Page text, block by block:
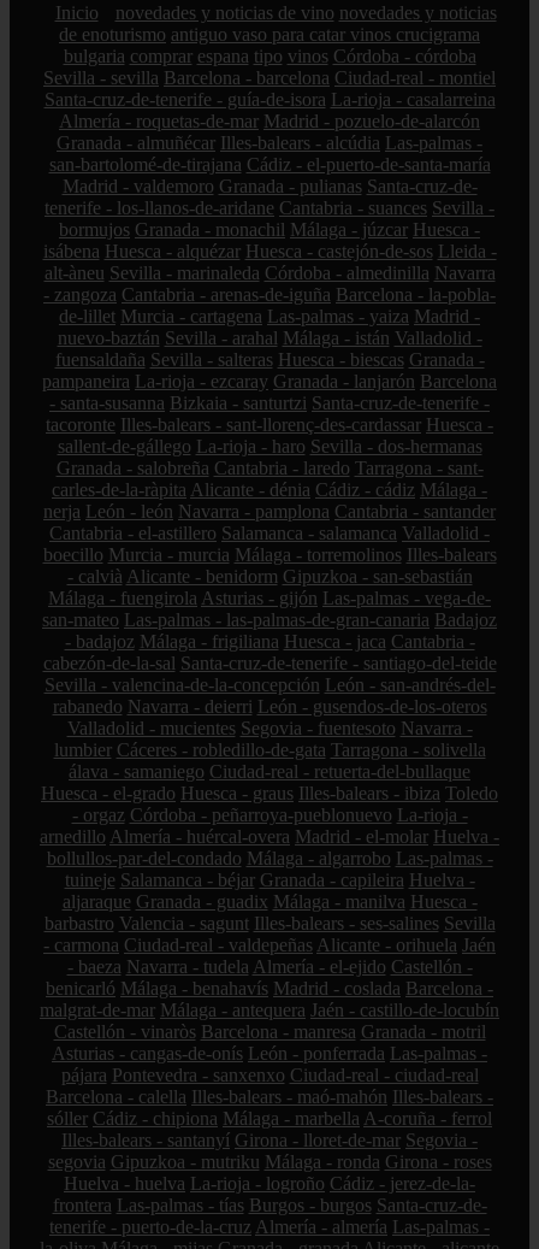
Inicio novedades y noticias de vino novedades y noticias
de enoturismo antiguo vaso para catar vinos crucigrama
bulgaria comprar espana tipo vinos Córdoba - córdoba
Sevilla - sevilla Barcelona - barcelona Ciudad-real - montiel
Santa-cruz-de-tenerife - guía-de-isora La-rioja - casalarreina
Almería - roquetas-de-mar Madrid - pozuelo-de-alarcón
Granada - almuñécar Illes-balears - alcúdia Las-palmas -
san-bartolomé-de-tirajana Cádiz - el-puerto-de-santa-maría
Madrid - valdemoro Granada - pulianas Santa-cruz-de-
tenerife - los-llanos-de-aridane Cantabria - suances Sevilla -
bormujos Granada - monachil Málaga - júzcar Huesca -
isábena Huesca - alquézar Huesca - castejón-de-sos Lleida -
alt-àneu Sevilla - marinaleda Córdoba - almedinilla Navarra
- zangoza Cantabria - arenas-de-iguña Barcelona - la-pobla-
de-lillet Murcia - cartagena Las-palmas - yaiza Madrid -
nuevo-baztán Sevilla - arahal Málaga - istán Valladolid -
fuensaldaña Sevilla - salteras Huesca - biescas Granada -
pampaneira La-rioja - ezcaray Granada - lanjarón Barcelona
- santa-susanna Bizkaia - santurtzi Santa-cruz-de-tenerife -
tacoronte Illes-balears - sant-llorenç-des-cardassar Huesca -
sallent-de-gállego La-rioja - haro Sevilla - dos-hermanas
Granada - salobreña Cantabria - laredo Tarragona - sant-
carles-de-la-ràpita Alicante - dénia Cádiz - cádiz Málaga -
nerja León - león Navarra - pamplona Cantabria - santander
Cantabria - el-astillero Salamanca - salamanca Valladolid -
boecillo Murcia - murcia Málaga - torremolinos Illes-balears
- calvià Alicante - benidorm Gipuzkoa - san-sebastián
Málaga - fuengirola Asturias - gijón Las-palmas - vega-de-
san-mateo Las-palmas - las-palmas-de-gran-canaria Badajoz
- badajoz Málaga - frigiliana Huesca - jaca Cantabria -
cabezón-de-la-sal Santa-cruz-de-tenerife - santiago-del-teide
Sevilla - valencina-de-la-concepción León - san-andrés-del-
rabanedo Navarra - deierri León - gusendos-de-los-oteros
Valladolid - mucientes Segovia - fuentesoto Navarra -
lumbier Cáceres - robledillo-de-gata Tarragona - solivella
álava - samaniego Ciudad-real - retuerta-del-bullaque
Huesca - el-grado Huesca - graus Illes-balears - ibiza Toledo
- orgaz Córdoba - peñarroya-pueblonuevo La-rioja -
arnedillo Almería - huércal-overa Madrid - el-molar Huelva -
bollullos-par-del-condado Málaga - algarrobo Las-palmas -
tuineje Salamanca - béjar Granada - capileira Huelva -
aljaraque Granada - guadix Málaga - manilva Huesca -
barbastro Valencia - sagunt Illes-balears - ses-salines Sevilla
- carmona Ciudad-real - valdepeñas Alicante - orihuela Jaén
- baeza Navarra - tudela Almería - el-ejido Castellón -
benicarló Málaga - benahavís Madrid - coslada Barcelona -
malgrat-de-mar Málaga - antequera Jaén - castillo-de-locubín
Castellón - vinaròs Barcelona - manresa Granada - motril
Asturias - cangas-de-onís León - ponferrada Las-palmas -
pájara Pontevedra - sanxenxo Ciudad-real - ciudad-real
Barcelona - calella Illes-balears - maó-mahón Illes-balears -
sóller Cádiz - chipiona Málaga - marbella A-coruña - ferrol
Illes-balears - santanyí Girona - lloret-de-mar Segovia -
segovia Gipuzkoa - mutriku Málaga - ronda Girona - roses
Huelva - huelva La-rioja - logroño Cádiz - jerez-de-la-
frontera Las-palmas - tías Burgos - burgos Santa-cruz-de-
tenerife - puerto-de-la-cruz Almería - almería Las-palmas -